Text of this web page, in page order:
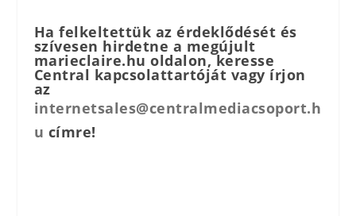
Ha felkeltettük az érdeklődését és
szívesen hirdetne a megújult
marieclaire.hu oldalon, keresse
Central kapcsolattartóját vagy írjon
az
internetsales@centralmediacsoport.h
u címre!